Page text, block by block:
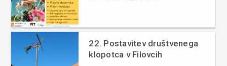
22. Postavitev društvenega
klopotca v Filovcih